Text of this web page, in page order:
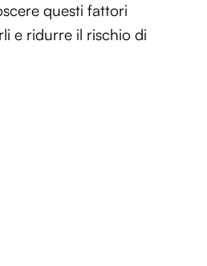
questi fattori
e ridurre il rischio di